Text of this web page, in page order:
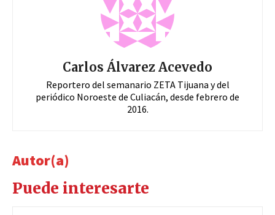
Carlos Álvarez Acevedo
Reportero del semanario ZETA Tijuana y del
periódico Noroeste de Culiacán, desde febrero de
2016.
Autor(a)
Puede interesarte